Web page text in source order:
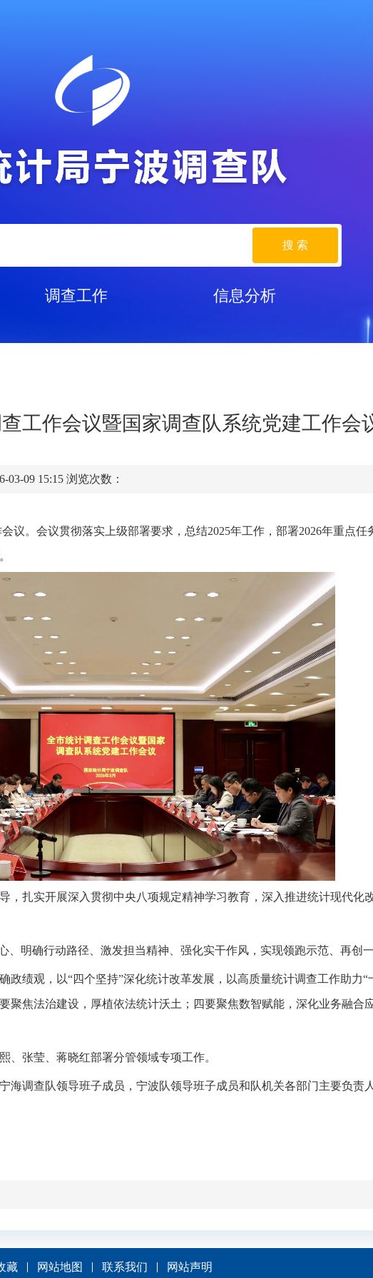
搜 索
调查工作 信息分析
工作会议暨国家调查队系统党建工作会
03-09 15:15 浏览次数：
议。会议贯彻落实上级部署要求，总结2025年工作，部署2026年重点
。
，扎实开展深入贯彻中央八项规定精神学习教育，深入推进统计现代化
明确行动路径、激发担当精神、强化实干作风，实现领跑示范、再创
绩观，以“四个坚持”深化统计改革发展，以高质量统计调查工作助力
焦法治建设，厚植依法统计沃土；四要聚焦数智赋能，深化业务融合
张莹、蒋晓红部署分管领域专项工作。
调查队领导班子成员，宁波队领导班子成员和队机关各部门主要负责
藏 网站地图 联系我们 网站声明